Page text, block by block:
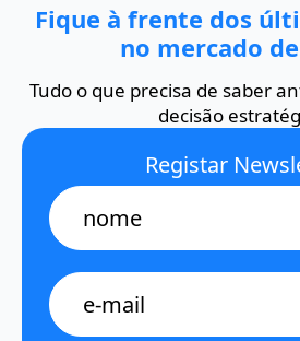
Fique à frente dos
no mercado
Tudo o que precisa de saber
decisão
Registar
Name
E-
mail
*